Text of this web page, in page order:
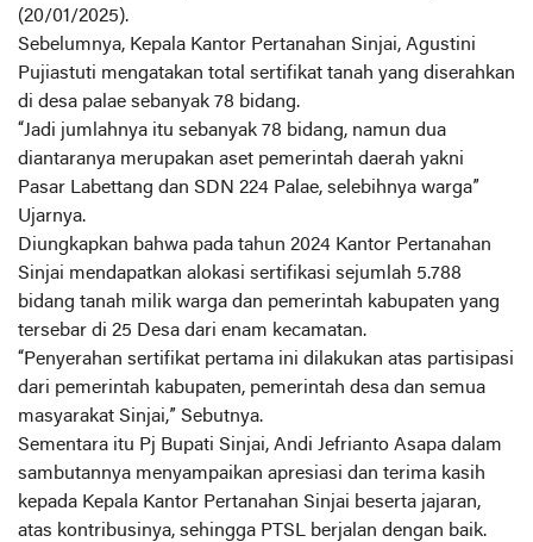
(20/01/2025).
Sebelumnya, Kepala Kantor Pertanahan Sinjai, Agustini
Pujiastuti mengatakan total sertifikat tanah yang diserahkan
di desa palae sebanyak 78 bidang.
“Jadi jumlahnya itu sebanyak 78 bidang, namun dua
diantaranya merupakan aset pemerintah daerah yakni
Pasar Labettang dan SDN 224 Palae, selebihnya warga”
Ujarnya.
Diungkapkan bahwa pada tahun 2024 Kantor Pertanahan
Sinjai mendapatkan alokasi sertifikasi sejumlah 5.788
bidang tanah milik warga dan pemerintah kabupaten yang
tersebar di 25 Desa dari enam kecamatan.
“Penyerahan sertifikat pertama ini dilakukan atas partisipasi
dari pemerintah kabupaten, pemerintah desa dan semua
masyarakat Sinjai,” Sebutnya.
Sementara itu Pj Bupati Sinjai, Andi Jefrianto Asapa dalam
sambutannya menyampaikan apresiasi dan terima kasih
kepada Kepala Kantor Pertanahan Sinjai beserta jajaran,
atas kontribusinya, sehingga PTSL berjalan dengan baik.